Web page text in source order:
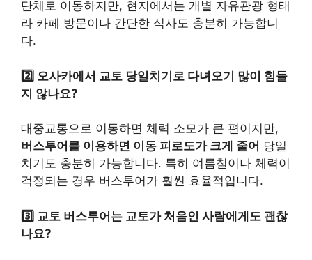
단체로 이동하지만, 현지에서는 개별 자유관광 형태
라 카페 방문이나 간단한 식사도 충분히 가능합니
다.
2️⃣ 오사카에서 교토 당일치기로 다녀오기 많이 힘들
지 않나요?
대중교통으로 이동하면 체력 소모가 큰 편이지만,
버스투어를 이용하면 이동 피로도가 크게 줄어 당일
치기도 충분히 가능합니다. 특히 여름철이나 체력이
걱정되는 경우 버스투어가 훨씬 효율적입니다.
3️⃣ 교토 버스투어는 교토가 처음인 사람에게도 괜찮
나요?